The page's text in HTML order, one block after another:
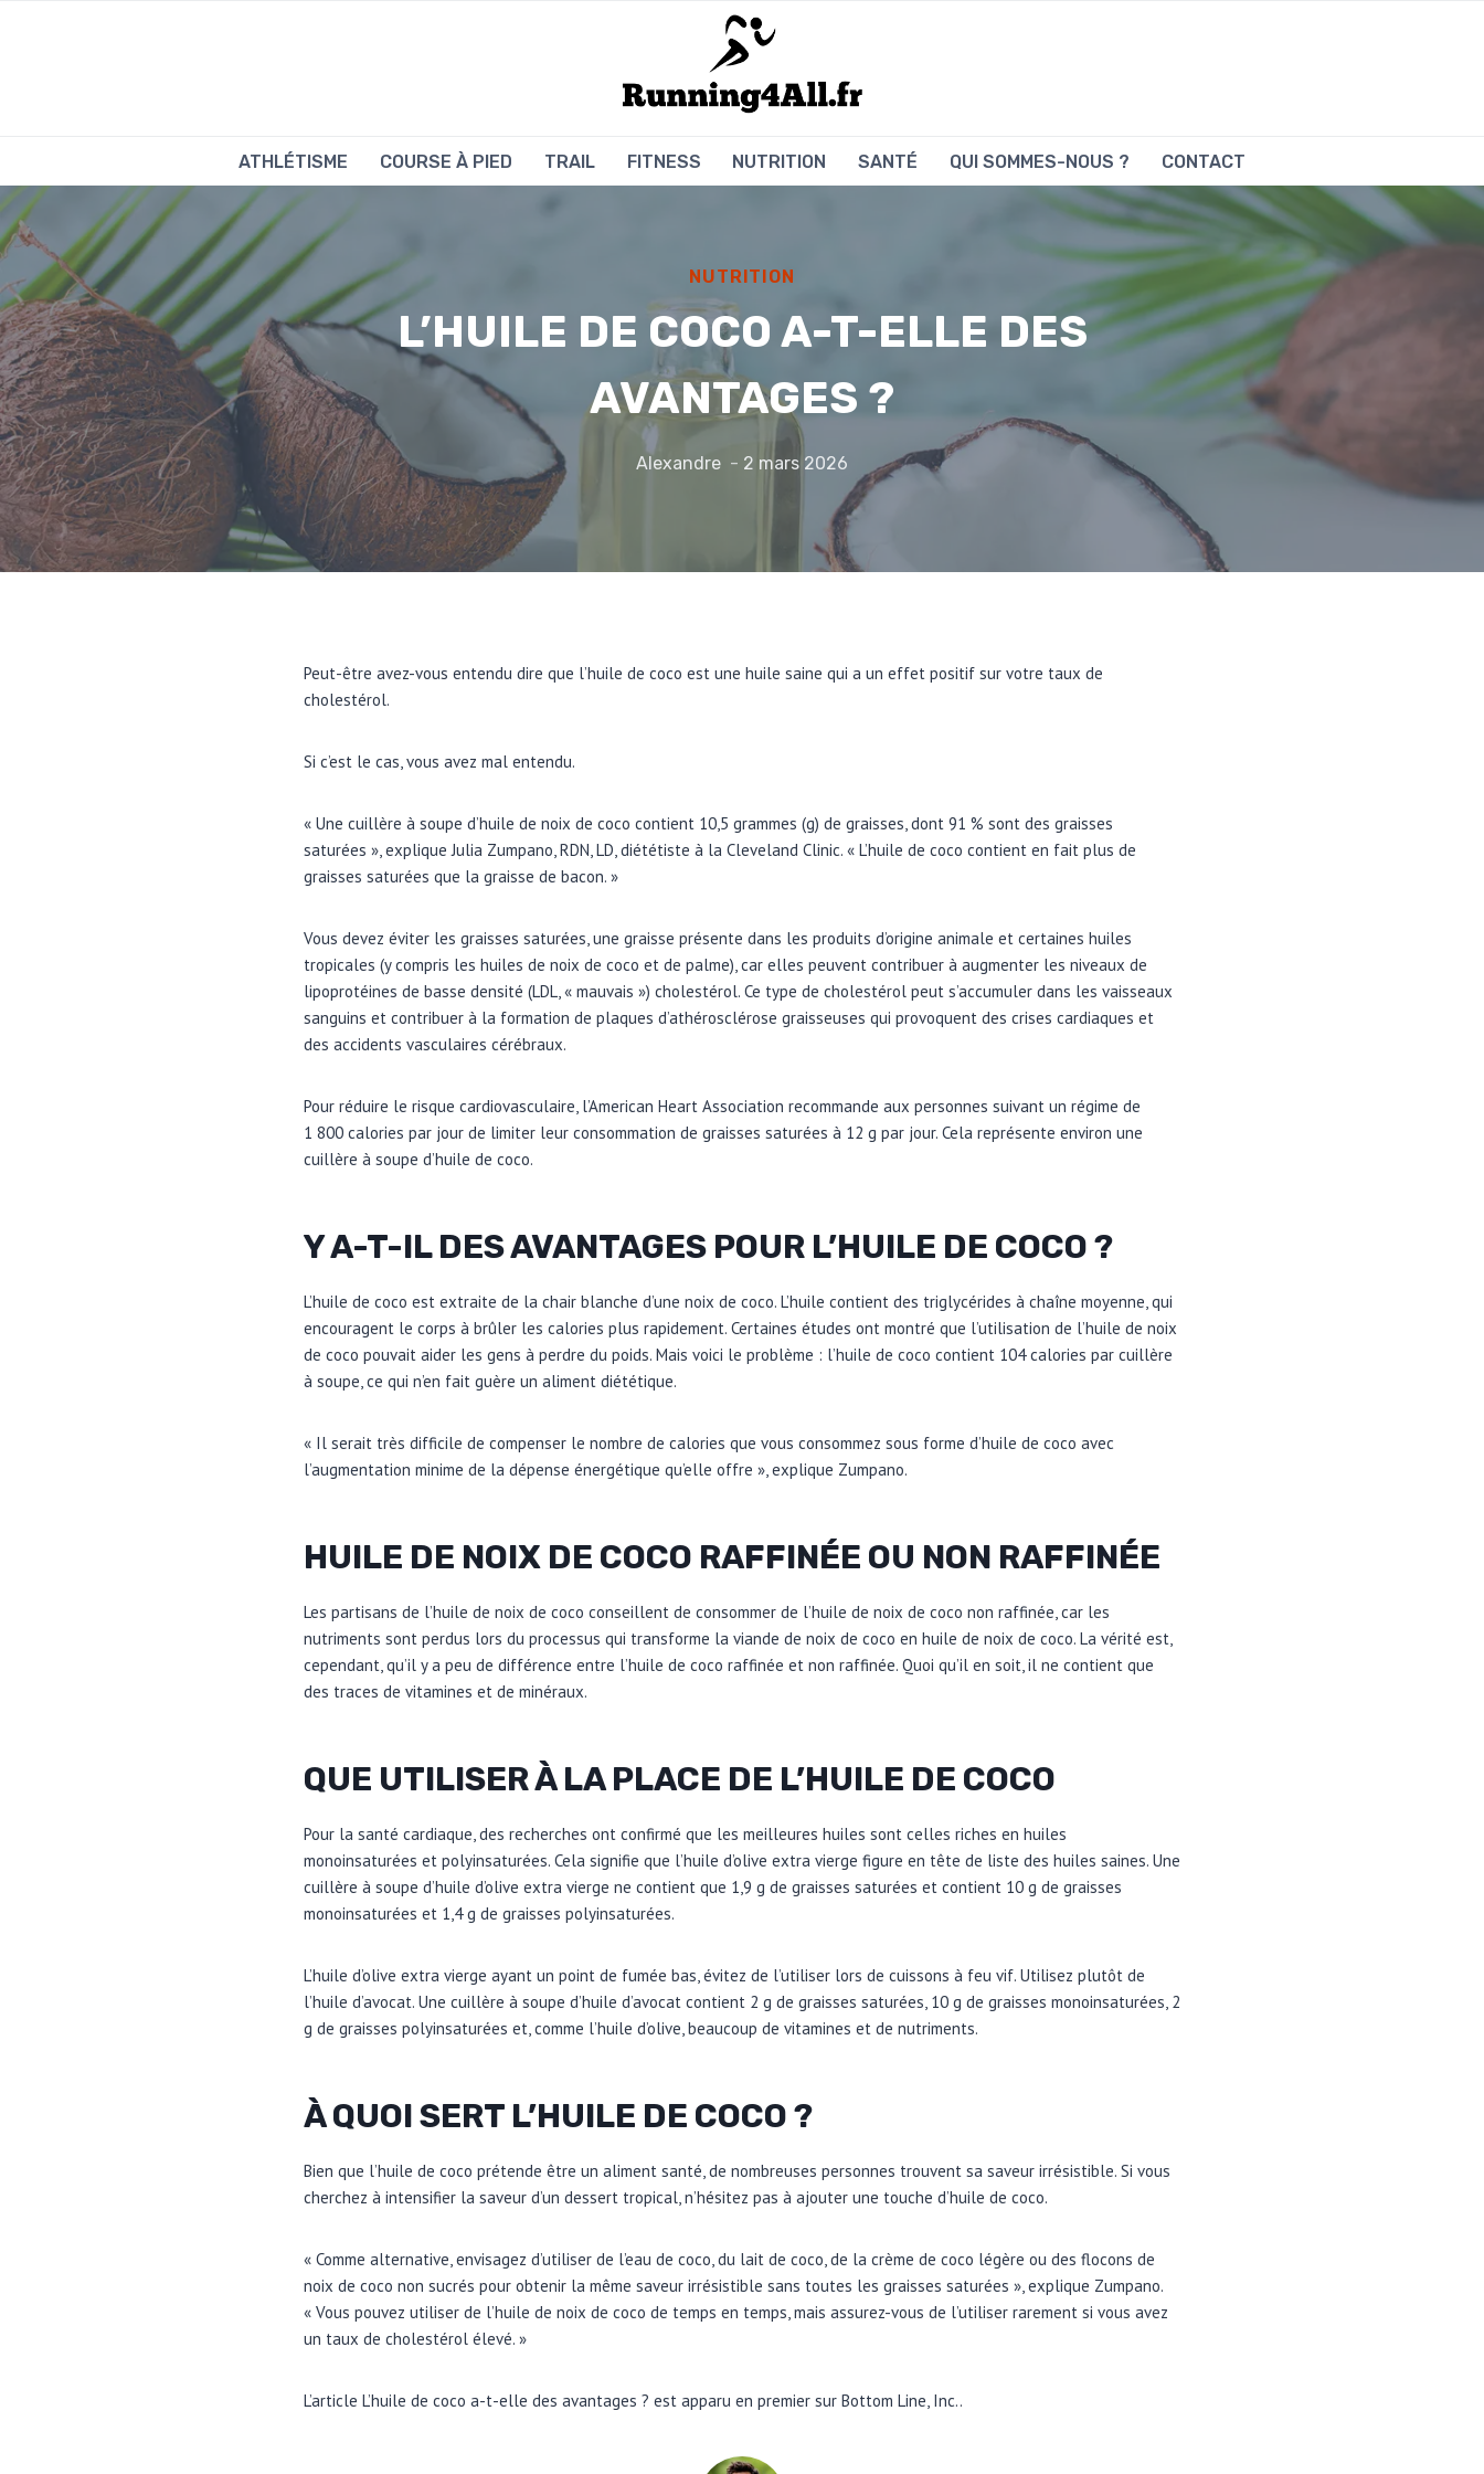
ATHLÉTISME COURSE À PIED TRAIL FITNESS NUTRITION SANTÉ QUI SOMMES-NOUS ? CONTACT
NUTRITION
L’HUILE DE COCO A-T-ELLE DES
AVANTAGES ?
Alexandre 2 mars 2026
Peut-être avez-vous entendu dire que l’huile de coco est une huile saine qui a un effet positif sur votre taux de
cholestérol.
Si c’est le cas, vous avez mal entendu.
« Une cuillère à soupe d’huile de noix de coco contient 10,5 grammes (g) de graisses, dont 91 % sont des graisses
saturées », explique Julia Zumpano, RDN, LD, diététiste à la Cleveland Clinic. « L’huile de coco contient en fait plus de
graisses saturées que la graisse de bacon. »
Vous devez éviter les graisses saturées, une graisse présente dans les produits d’origine animale et certaines huiles
tropicales (y compris les huiles de noix de coco et de palme), car elles peuvent contribuer à augmenter les niveaux de
lipoprotéines de basse densité (LDL, « mauvais ») cholestérol. Ce type de cholestérol peut s’accumuler dans les vaisseaux
sanguins et contribuer à la formation de plaques d’athérosclérose graisseuses qui provoquent des crises cardiaques et
des accidents vasculaires cérébraux.
Pour réduire le risque cardiovasculaire, l’American Heart Association recommande aux personnes suivant un régime de
1 800 calories par jour de limiter leur consommation de graisses saturées à 12 g par jour. Cela représente environ une
cuillère à soupe d’huile de coco.
Y A-T-IL DES AVANTAGES POUR L’HUILE DE COCO ?
L’huile de coco est extraite de la chair blanche d’une noix de coco. L’huile contient des triglycérides à chaîne moyenne, qui
encouragent le corps à brûler les calories plus rapidement. Certaines études ont montré que l’utilisation de l’huile de noix
de coco pouvait aider les gens à perdre du poids. Mais voici le problème : l’huile de coco contient 104 calories par cuillère
à soupe, ce qui n’en fait guère un aliment diététique.
« Il serait très difficile de compenser le nombre de calories que vous consommez sous forme d’huile de coco avec
l’augmentation minime de la dépense énergétique qu’elle offre », explique Zumpano.
HUILE DE NOIX DE COCO RAFFINÉE OU NON RAFFINÉE
Les partisans de l’huile de noix de coco conseillent de consommer de l’huile de noix de coco non raffinée, car les
nutriments sont perdus lors du processus qui transforme la viande de noix de coco en huile de noix de coco. La vérité est,
cependant, qu’il y a peu de différence entre l’huile de coco raffinée et non raffinée. Quoi qu’il en soit, il ne contient que
des traces de vitamines et de minéraux.
QUE UTILISER À LA PLACE DE L’HUILE DE COCO
Pour la santé cardiaque, des recherches ont confirmé que les meilleures huiles sont celles riches en huiles
monoinsaturées et polyinsaturées. Cela signifie que l’huile d’olive extra vierge figure en tête de liste des huiles saines. Une
cuillère à soupe d’huile d’olive extra vierge ne contient que 1,9 g de graisses saturées et contient 10 g de graisses
monoinsaturées et 1,4 g de graisses polyinsaturées.
L’huile d’olive extra vierge ayant un point de fumée bas, évitez de l’utiliser lors de cuissons à feu vif. Utilisez plutôt de
l’huile d’avocat. Une cuillère à soupe d’huile d’avocat contient 2 g de graisses saturées, 10 g de graisses monoinsaturées, 2
g de graisses polyinsaturées et, comme l’huile d’olive, beaucoup de vitamines et de nutriments.
À QUOI SERT L’HUILE DE COCO ?
Bien que l’huile de coco prétende être un aliment santé, de nombreuses personnes trouvent sa saveur irrésistible. Si vous
cherchez à intensifier la saveur d’un dessert tropical, n’hésitez pas à ajouter une touche d’huile de coco.
« Comme alternative, envisagez d’utiliser de l’eau de coco, du lait de coco, de la crème de coco légère ou des flocons de
noix de coco non sucrés pour obtenir la même saveur irrésistible sans toutes les graisses saturées », explique Zumpano.
« Vous pouvez utiliser de l’huile de noix de coco de temps en temps, mais assurez-vous de l’utiliser rarement si vous avez
un taux de cholestérol élevé. »
L’article L’huile de coco a-t-elle des avantages ? est apparu en premier sur Bottom Line, Inc..